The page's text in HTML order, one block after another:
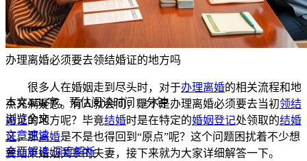
办理离婚必须要去领结婚证的地方吗
很多人在婚姻走到尽头时，对于办理离婚的相关流程和地
点充满疑惑。有人就会问，是不是办理离婚必须要去当初领结
婚证的地方呢？毕竟结婚时是在特定的婚姻登记处领取的结婚
证，那离婚是不是也得回到“原点”呢？这个问题困扰着不少想
要结束婚姻关系的夫妻，接下来就为大家详细解答一下。
本文4.5k字，预估阅读时间15分钟
浏览全文
文章速读
全面解读 深度解析